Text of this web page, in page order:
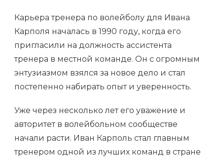
Карьера тренера по волейболу для Ивана
Карполя началась в 1990 году, когда его
пригласили на должность ассистента
тренера в местной команде. Он с огромным
энтузиазмом взялся за новое дело и стал
постепенно набирать опыт и уверенность.
Уже через несколько лет его уважение и
авторитет в волейбольном сообществе
начали расти. Иван Карполь стал главным
тренером одной из лучших команд в стране